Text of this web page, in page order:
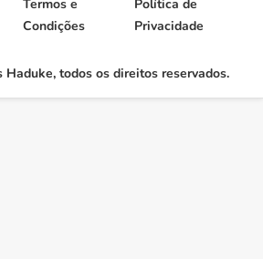
todos os direitos reservados.
Termos e
Condições
Política de
Privacidade